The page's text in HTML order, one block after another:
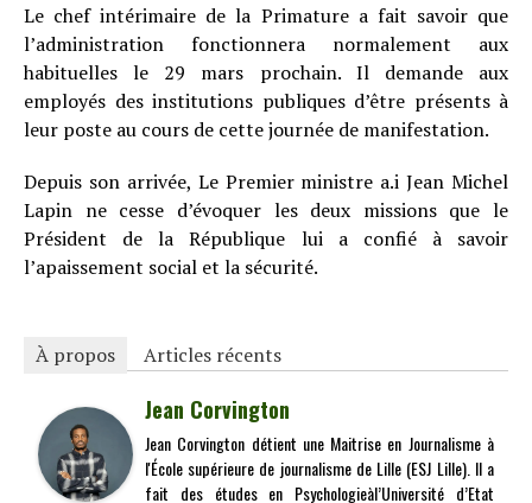
Le chef intérimaire de la Primature a fait savoir que
l’administration fonctionnera normalement aux
habituelles le 29 mars prochain. Il demande aux
employés des institutions publiques d’être présents à
leur poste au cours de cette journée de manifestation.
Depuis son arrivée, Le Premier ministre a.i Jean Michel
Lapin ne cesse d’évoquer les deux missions que le
Président de la République lui a confié à savoir
l’apaissement social et la sécurité.
À propos Articles récents
Jean Corvington
Jean Corvington détient une Maitrise en Journalisme à
l'École supérieure de journalisme de Lille (ESJ Lille). Il a
fait des études en Psychologieàl’Université d’Etat